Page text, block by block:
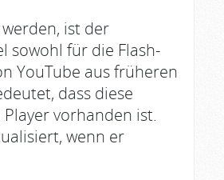
ist der
sowohl für die Flash-
YouTube aus früheren
dass diese
vorhanden ist.
wenn er